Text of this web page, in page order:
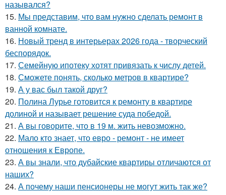
назывался?
15. Мы представим, что вам нужно сделать ремонт в
ванной комнате.
16. Новый тренд в интерьерах 2026 года - творческий
беспорядок.
17. Семейную ипотеку хотят привязать к числу детей.
18. Сможете понять, сколько метров в квартире?
19. А у вас был такой друг?
20. Полина Лурье готовится к ремонту в квартире
долиной и называет решение суда победой.
21. А вы говорите, что в 19 м. жить невозможно.
22. Мало кто знает, что евро - ремонт - не имеет
отношения к Европе.
23. А вы знали, что дубайские квартиры отличаются от
наших?
24. А почему наши пенсионеры не могут жить так же?